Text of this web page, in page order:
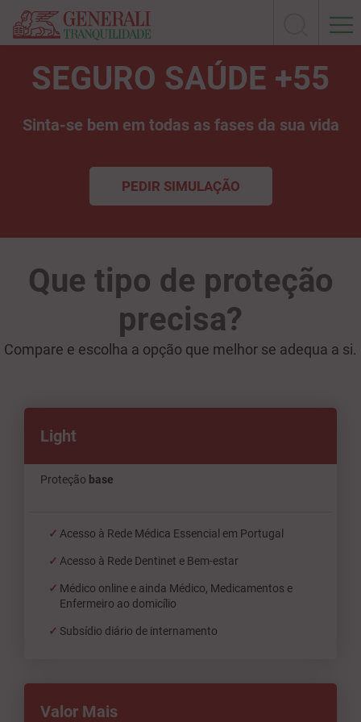
SEGURO SAÚDE +55
Sinta-se bem em todas as fases da sua vida
PEDIR SIMULAÇÃO
Que tipo de proteção
precisa?
Compare e escolha a opção que melhor se adequa a si.
Light
Proteção base
Acesso à Rede Médica Essencial em Portugal
Acesso à Rede Dentinet e Bem-estar
Médico online e ainda Médico, Medicamentos e
Enfermeiro ao domicílio
Subsídio diário de internamento
Valor Mais